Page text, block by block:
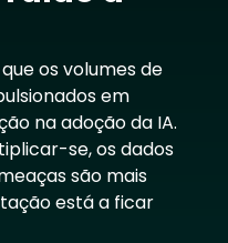
os volumes de
em
na adoção da IA.
se, os dados
são mais
está a ficar